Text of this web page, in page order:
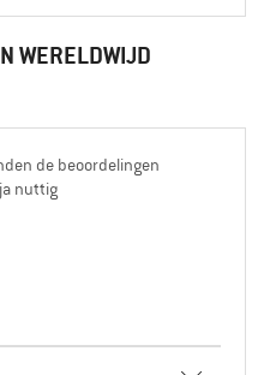
WERELDWIJD
de beoordelingen
nuttig